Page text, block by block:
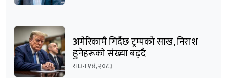
अमेरिकामै गिर्दैछ ट्रम्पको साख, निराश
हुनेहरूको संख्या बढ्दै
साउन १४, २०८३